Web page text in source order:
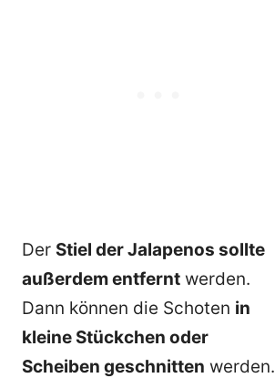
Der Stiel der Jalapenos sollte
außerdem entfernt werden.
Dann können die Schoten in
kleine Stückchen oder
Scheiben geschnitten werden.